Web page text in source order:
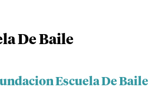
De Baile
Escuela De Baile